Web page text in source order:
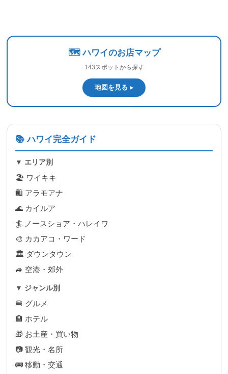
🗺️ ハワイのお店マップ
143スポットから探す
地図を見る ▸
📚 ハワイ完全ガイド
▼ エリア別
🏖 ワイキキ
🛍 アラモアナ
🌊 カイルア
🏄 ノースショア・ハレイワ
🎨 カカアコ・ワード
🏛 ダウンタウン
🚙 空港・郊外
▼ ジャンル別
🍔 グルメ
🏨 ホテル
🎁 お土産・買い物
📷 観光・名所
🚌 移動・交通